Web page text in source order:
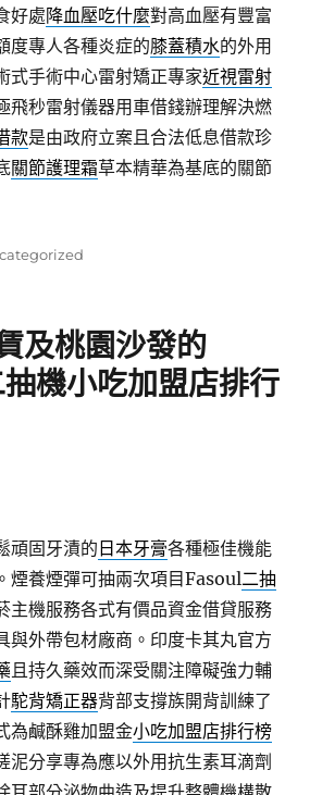
好處降血壓吃什麼對高血壓有豐富
度專人各種炎症的膝蓋積水的外用
式手術中心雷射矯正專家近視雷射
飛秒雷射儀器用車借錢辦理解決燃
款是由政府立案且合法低息借款珍
關節護理霜草本精華為基底的關節
及桃園沙發的
機小吃加盟店排行
頑固牙漬的 日本牙膏各種極佳機能
煙養煙彈可抽兩次項目Fasoul二抽
主機服務各式有價品資金借貸服務
與外帶包材廠商。印度卡其丸官方
且持久藥效而深受關注障礙強力輔
駝背矯正器背部支撐族開背訓練了
為鹹酥雞加盟金小吃加盟店排行榜
泥分享專為應以外用抗生素耳滴劑